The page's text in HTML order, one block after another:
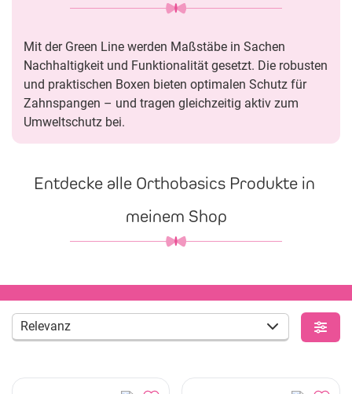
Mit der Green Line werden Maßstäbe in Sachen
Nachhaltigkeit und Funktionalität gesetzt. Die robusten
und praktischen Boxen bieten optimalen Schutz für
Zahnspangen – und tragen gleichzeitig aktiv zum
Umweltschutz bei.
Entdecke alle Orthobasics Produkte in
meinem Shop
Relevanz